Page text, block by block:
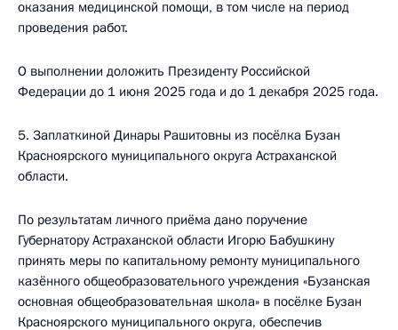
оказания медицинской помощи, в том числе на период
проведения работ.
О выполнении доложить Президенту Российской
Федерации до 1 июня 2025 года и до 1 декабря 2025 года.
5. Заплаткиной Динары Рашитовны из посёлка Бузан
Красноярского муниципального округа Астраханской
области.
По результатам личного приёма дано поручение
Губернатору Астраханской области Игорю Бабушкину
принять меры по капитальному ремонту муниципального
казённого общеобразовательного учреждения «Бузанская
основная общеобразовательная школа» в посёлке Бузан
Красноярского муниципального округа, обеспечив